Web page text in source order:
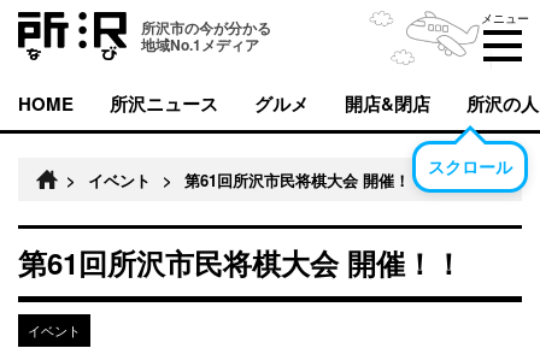
所沢市の今が分かる
地域No.1メディア
メニュー
HOME 所沢ニュース グルメ 開店&閉店 所沢の人
スクロール
> イベント > 第61回所沢市民将棋大会 開催！！
第61回所沢市民将棋大会 開催！！
イベント